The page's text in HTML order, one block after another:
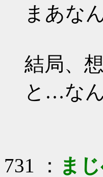
まあな
結局、
と…な
731 ： まじ